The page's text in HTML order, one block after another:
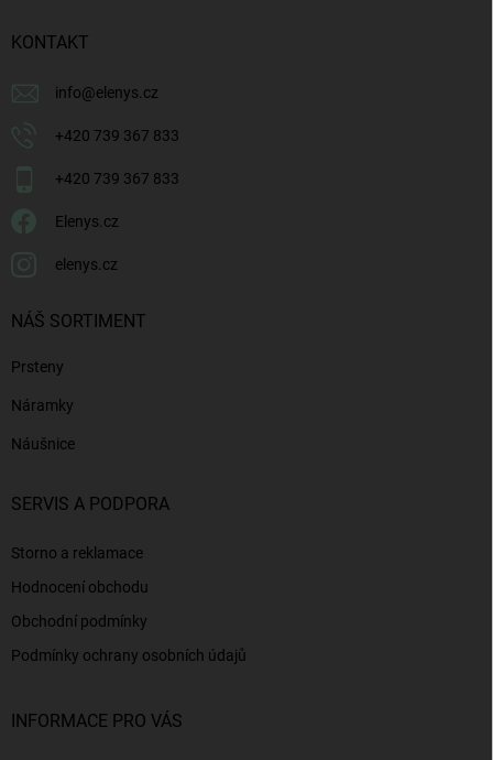
KONTAKT
info@elenys.cz
+420 739 367 833
+420 739 367 833
Elenys.cz
elenys.cz
NÁŠ SORTIMENT
Prsteny
Náramky
Náušnice
SERVIS A PODPORA
Storno a reklamace
Hodnocení obchodu
Obchodní podmínky
Podmínky ochrany osobních údajů
INFORMACE PRO VÁS